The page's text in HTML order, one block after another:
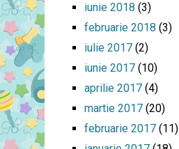
iunie 2018 (3)
februarie 2018 (3)
iulie 2017(2)
iunie 2017(10)
aprilie 2017(4)
martie 2017(20)
februarie 2017(11)